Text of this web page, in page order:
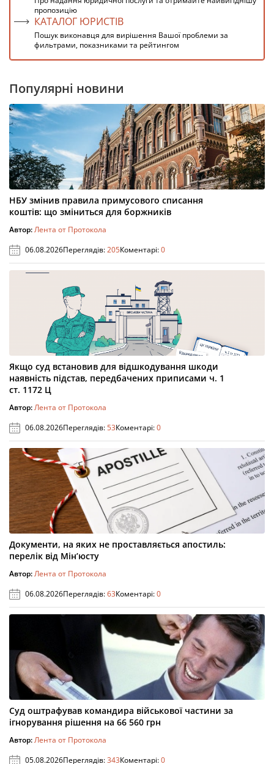
пропозицію
КАТАЛОГ ЮРИСТІВ
Пошук виконавця для вирішення Вашої проблеми за
фильтрами, показниками та рейтингом
Популярні новини
НБУ змінив правила примусового списання
коштів: що зміниться для боржників
Автор:Лента от Протокола
06.08.2026Переглядів:205Коментарі:0
Якщо суд встановив для відшкодування шкоди
наявність підстав, передбачених приписами ч. 1
ст. 1172 Ц
Автор:Лента от Протокола
06.08.2026Переглядів:53Коментарі:0
Документи, на яких не проставляється апостиль:
перелік від Мін’юсту
Автор:Лента от Протокола
06.08.2026Переглядів:63Коментарі:0
Суд оштрафував командира військової частини за
ігнорування рішення на 66 560 грн
Автор:Лента от Протокола
05.08.2026Переглядів:343Коментарі:0